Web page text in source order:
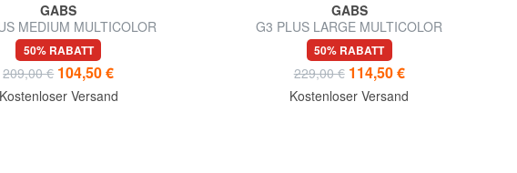
GABS
MEDIUM MULTICOLOR
flache Einkaufstasche
50% RABATT
209,00 € 104,50 €
Kostenloser Versand
GABS
G3 PLUS LARGE MULTICOLOR
Verwandelbare flache Einkaufstasche
50% RABATT
229,00 € 114,50 €
Kostenloser Versand